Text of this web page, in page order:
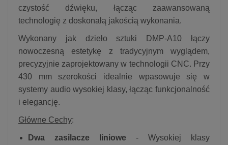
czystość dźwięku, łącząc zaawansowaną
technologię z doskonałą jakością wykonania.
Wykonany jak dzieło sztuki DMP-A10 łączy
nowoczesną estetykę z tradycyjnym wyglądem,
precyzyjnie zaprojektowany w technologii CNC. Przy
430 mm szerokości idealnie wpasowuje się w
systemy audio wysokiej klasy, łącząc funkcjonalność
i elegancję.
Główne Cechy:
Dwa zasilacze liniowe - Wysokiej klasy